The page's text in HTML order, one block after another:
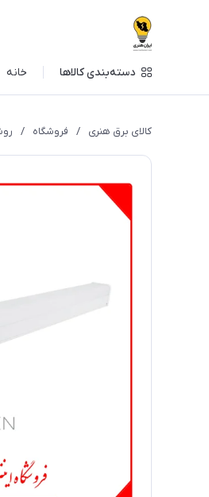
دسته‌بندی کالاها خانه
کالای برق هنری / فروشگاه /